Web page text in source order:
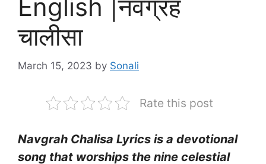
English |नवग्रह
चालीसा
March 15, 2023 by Sonali
Rate this post
Navgrah Chalisa Lyrics is a devotional
song that worships the nine celestial